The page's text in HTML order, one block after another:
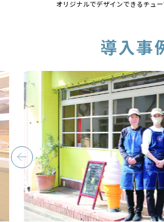
オリジナルでデザインできるチュ
導入事